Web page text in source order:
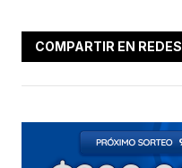
COMPARTIR EN REDES